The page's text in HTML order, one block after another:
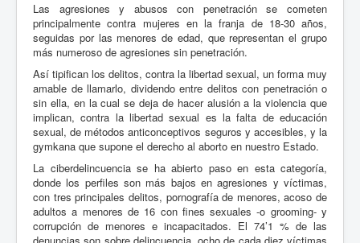
Las agresiones y abusos con penetración se cometen
principalmente contra mujeres en la franja de 18-30 años,
seguidas por las menores de edad, que representan el grupo
más numeroso de agresiones sin penetración.
Así tipifican los delitos, contra la libertad sexual, un forma muy
amable de llamarlo, dividendo entre delitos con penetración o
sin ella, en la cual se deja de hacer alusión a la violencia que
implican, contra la libertad sexual es la falta de educación
sexual, de métodos anticonceptivos seguros y accesibles, y la
gymkana que supone el derecho al aborto en nuestro Estado.
La ciberdelincuencia se ha abierto paso en esta categoría,
donde los perfiles son más bajos en agresiones y víctimas,
con tres principales delitos, pornografía de menores, acoso de
adultos a menores de 16 con fines sexuales -o grooming- y
corrupción de menores e incapacitados. El 74’1 % de las